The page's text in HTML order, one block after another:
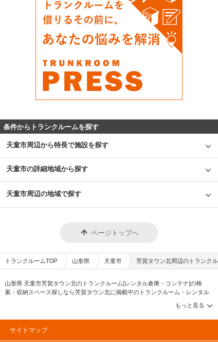
条件からトランクルームを探す
天童市周辺から特長で施設を探す
天童市の詳細地域から探す
天童市周辺の地域で探す
ページトップへ
トランクルームTOP 山形県 天童市 芳賀タウン北周辺のトランク
山形県 天童市芳賀タウン北のトランクルーム[レンタル倉庫・コンテナ]の検
索・収納スペース探しなら芳賀タウン北に掲載中のトランクルーム・レンタル
倉庫・レンタルコンテナなどの収納スペースを、借りたい地域から探して、広
さ・料金[賃料]・セキュリティ・空調完備・24時間出し入れ可能などの希望条件
で絞込み！豊富な物件数から様々な方法でご希望の収納スペースを簡単に探せ
るトランクルーム情報サイトです。芳賀タウン北で気になるトランクルームを
サイトマップ